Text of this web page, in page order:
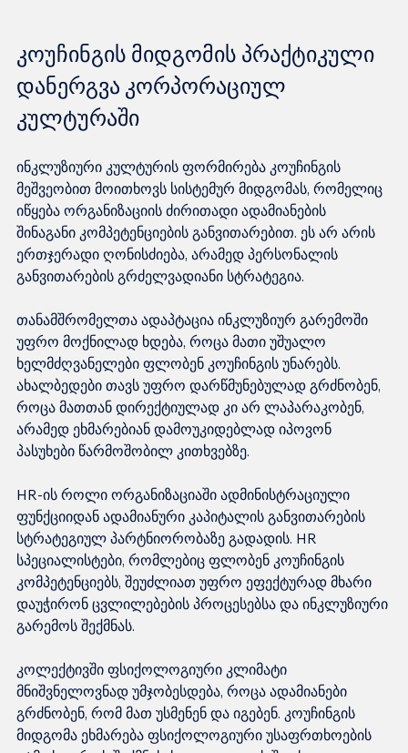
კოუჩინგის მიდგომის პრაქტიკული
დანერგვა კორპორაციულ
კულტურაში
ინკლუზიური კულტურის ფორმირება კოუჩინგის
მეშვეობით მოითხოვს სისტემურ მიდგომას, რომელიც
იწყება ორგანიზაციის ძირითადი ადამიანების
შინაგანი კომპეტენციების განვითარებით. ეს არ არის
ერთჯერადი ღონისძიება, არამედ პერსონალის
განვითარების გრძელვადიანი სტრატეგია.
თანამშრომელთა ადაპტაცია ინკლუზიურ გარემოში
უფრო მოქნილად ხდება, როცა მათი უშუალო
ხელმძღვანელები ფლობენ კოუჩინგის უნარებს.
ახალბედები თავს უფრო დარწმუნებულად გრძნობენ,
როცა მათთან დირექტიულად კი არ ლაპარაკობენ,
არამედ ეხმარებიან დამოუკიდებლად იპოვონ
პასუხები წარმოშობილ კითხვებზე.
HR-ის როლი ორგანიზაციაში ადმინისტრაციული
ფუნქციიდან ადამიანური კაპიტალის განვითარების
სტრატეგიულ პარტნიორობაზე გადადის. HR
სპეციალისტები, რომლებიც ფლობენ კოუჩინგის
კომპეტენციებს, შეუძლიათ უფრო ეფექტურად მხარი
დაუჭირონ ცვლილებების პროცესებსა და ინკლუზიური
გარემოს შექმნას.
კოლექტივში ფსიქოლოგიური კლიმატი
მნიშვნელოვნად უმჯობესდება, როცა ადამიანები
გრძნობენ, რომ მათ უსმენენ და იგებენ. კოუჩინგის
მიდგომა ეხმარება ფსიქოლოგიური უსაფრთხოების